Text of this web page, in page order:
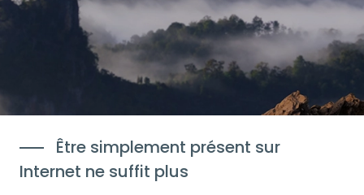
Être simplement présent sur
Internet ne suffit plus